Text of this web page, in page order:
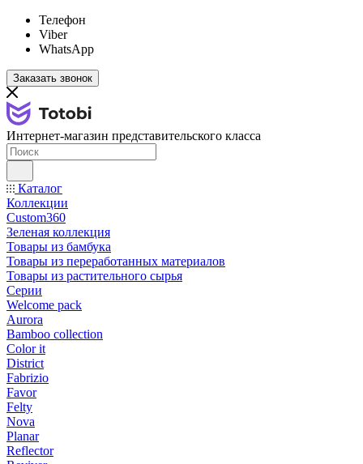
Телефон
Viber
WhatsApp
Заказать звонок
Интернет-магазин представительского класса
Каталог
Коллекции
Custom360
Зеленая коллекция
Товары из бамбука
Товары из переработанных материалов
Товары из растительного сырья
Серии
Welcome pack
Aurora
Bamboo collection
Color it
District
Fabrizio
Favor
Felty
Nova
Planar
Reflector